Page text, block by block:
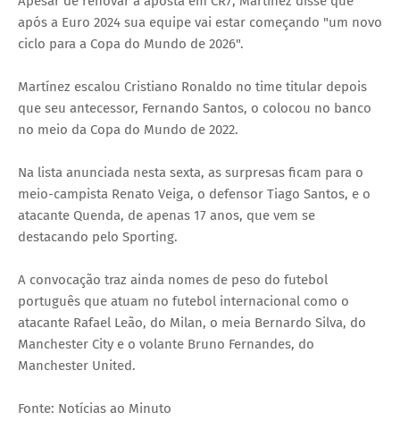
após a Euro 2024 sua equipe vai estar começando "um novo
ciclo para a Copa do Mundo de 2026".
Martínez escalou Cristiano Ronaldo no time titular depois
que seu antecessor, Fernando Santos, o colocou no banco
no meio da Copa do Mundo de 2022.
Na lista anunciada nesta sexta, as surpresas ficam para o
meio-campista Renato Veiga, o defensor Tiago Santos, e o
atacante Quenda, de apenas 17 anos, que vem se
destacando pelo Sporting.
A convocação traz ainda nomes de peso do futebol
português que atuam no futebol internacional como o
atacante Rafael Leão, do Milan, o meia Bernardo Silva, do
Manchester City e o volante Bruno Fernandes, do
Manchester United.
Fonte: Notícias ao Minuto